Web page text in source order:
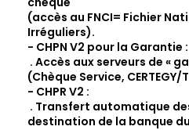
(accès au FNCI= Fichier
Irréguliers).
- CHPN V2 pour la Garantie :
. Accès aux serveurs de «
(Chèque Service,
- CHPR V2 :
. Transfert automatique
destination de la banque